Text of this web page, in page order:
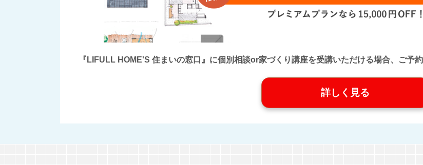
『LIFULL HOME'S 住まいの窓口』に個別相談or家づくり講座を受講いただける場合、ご予
詳しく見る